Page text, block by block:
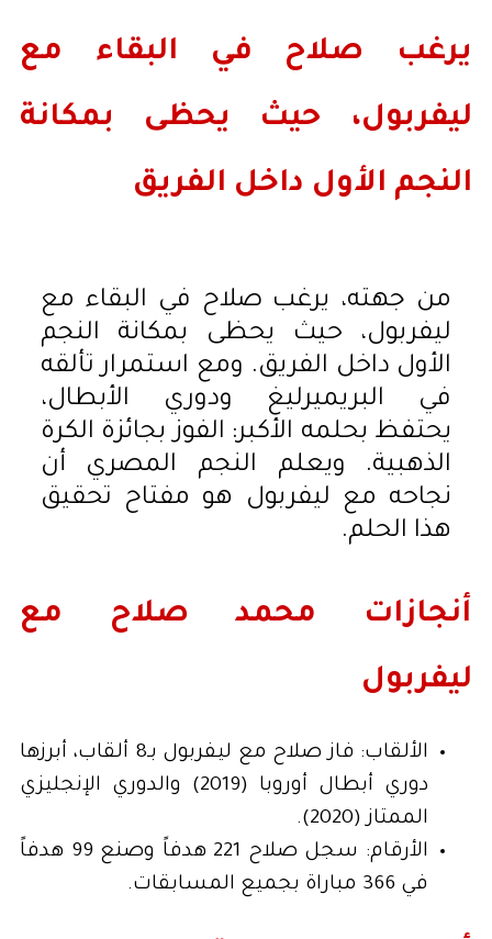
يرغب صلاح في البقاء مع
ليفربول، حيث يحظى بمكانة
النجم الأول داخل الفريق
من جهته، يرغب صلاح في البقاء مع
ليفربول، حيث يحظى بمكانة النجم
الأول داخل الفريق. ومع استمرار تألقه
في البريميرليغ ودوري الأبطال،
يحتفظ بحلمه الأكبر: الفوز بجائزة الكرة
الذهبية. ويعلم النجم المصري أن
نجاحه مع ليفربول هو مفتاح تحقيق
هذا الحلم.
أنجازات محمد صلاح مع
ليفربول
الألقاب: فاز صلاح مع ليفربول بـ8 ألقاب، أبرزها
دوري أبطال أوروبا (2019) والدوري الإنجليزي
الممتاز (2020).
الأرقام: سجل صلاح 221 هدفاً وصنع 99 هدفاً
في 366 مباراة بجميع المسابقات.